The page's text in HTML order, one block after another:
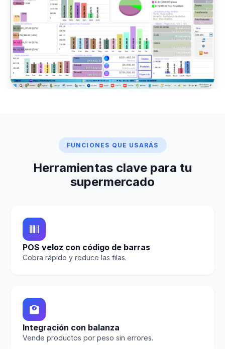
FUNCIONES QUE USARÁS
Herramientas clave para tu
supermercado
POS veloz con código de barras
Cobra rápido y reduce las filas.
Integración con balanza
Vende productos por peso sin errores.